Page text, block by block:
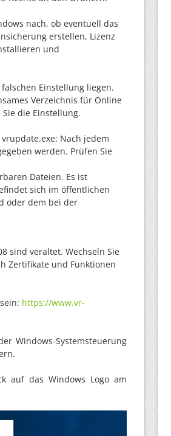
nach, ob eventuell das
erstellen, Lizenz
und
Einstellung liegen.
Verzeichnis für Online
die Einstellung.
Nach jedem
werden. Prüfen Sie
Dateien. Es ist
sich im öffentlichen
oder dem bei der
sind veraltet. Wechseln Sie
Zertifikate und Funktionen
https://www.vr-
Windows-Systemsteuerung
auf das Windows Logo am